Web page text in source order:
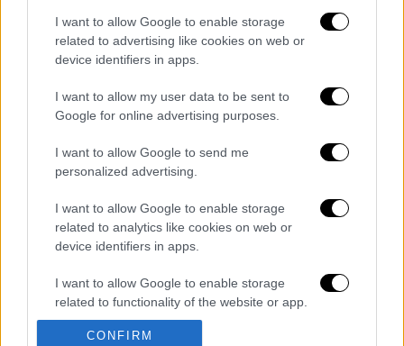
I want to allow Google to enable storage
related to advertising like cookies on web or
device identifiers in apps.
I want to allow my user data to be sent to
Google for online advertising purposes.
I want to allow Google to send me
personalized advertising.
I want to allow Google to enable storage
related to analytics like cookies on web or
device identifiers in apps.
I want to allow Google to enable storage
related to functionality of the website or app.
I want to allow Google to enable storage
CONFIRM
Διαβάστε περισσότερα στοimerisia.gr
Διαβάστε ακόμη
Η «μαύρη» καταγραφή των πυρκαγιών: 118
κτίρια κρίθηκαν «κόκκινα» -
πληγείσες περιοχές
Η πρώτη δήλωση της οικογένειας της
στην Κυψέλη
Ντύθηκε «Χάρος», ανέβηκε στην οροφή
ασθενείς
«Όχι γκέι 17 Pro, αλλά σπασμένο 11άρι»:
Ρώσοι διαλύουν τα iPhone τους στο TikTok